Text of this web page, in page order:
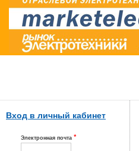
Вход в личный кабинет
Электронная почта *